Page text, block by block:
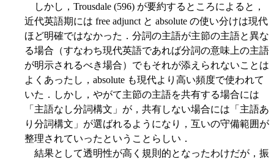
しかし，Trousdale (596) が要約するところによると，
近代英語期には free adjunct と absolute の使い分けは現代
ほど明確ではなかった．分詞の主語が主節の主語と異な
る場合（すなわち現代英語であれば分詞の意味上の主語
が明示されるべき場合）でもそれが添えられないことは
よくあったし，absolute も現代より高い頻度で使われて
いた．しかし，やがて主節の主語を共有する場合には
「主語なし分詞構文」が，共有しない場合には「主語あ
り分詞構文」が選ばれるようになり，互いの守備範囲が
整理されていったということらしい．
結果として透明性が高く規則的となったわけだが，振